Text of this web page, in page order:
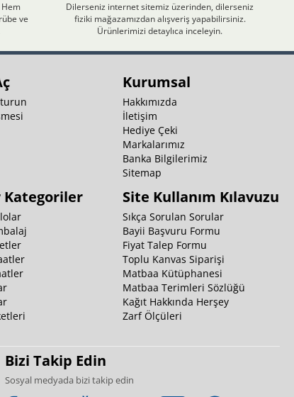
Hem
ve
Dilerseniz internet sitemiz üzerinden, dilerseniz
fiziki mağazamızdan alışveriş yapabilirsiniz.
Ürünlerimizi detaylıca inceleyin.
Kategoriler
Kurumsal
Hakkımızda
İletişim
Hediye Çeki
Markalarımız
Banka Bilgilerimiz
Sitemap
Site Kullanım Kılavuzu
Sıkça Sorulan Sorular
Bayii Başvuru Formu
Fiyat Talep Formu
Toplu Kanvas Siparişi
Matbaa Kütüphanesi
Matbaa Terimleri Sözlüğü
Kağıt Hakkında Herşey
Zarf Ölçüleri
Bizi Takip Edin
Sosyal medyada bizi takip edin